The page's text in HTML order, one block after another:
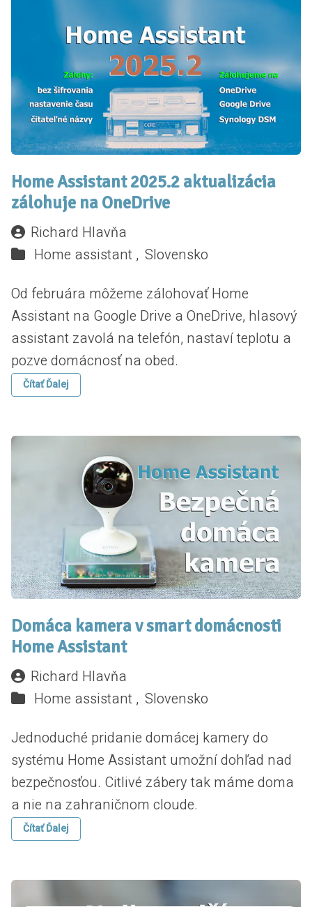
Home Assistant 2025.2 aktualizácia
zálohuje na OneDrive
Richard Hlavňa
Home assistant , Slovensko
Od februára môžeme zálohovať Home
Assistant na Google Drive a OneDrive, hlasový
assistant zavolá na telefón, nastaví teplotu a
pozve domácnosť na obed.
Čítať Ďalej
Domáca kamera v smart domácnosti
Home Assistant
Richard Hlavňa
Home assistant , Slovensko
Jednoduché pridanie domácej kamery do
systému Home Assistant umožní dohľad nad
bezpečnosťou. Citlivé zábery tak máme doma
a nie na zahraničnom cloude.
Čítať Ďalej